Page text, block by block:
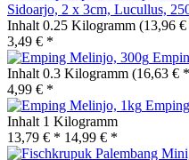
Sidoarjo, 2 x 3cm, Lucullus,
Inhalt 0.25 Kilogramm (13,96
3,49 € *
Inhalt 0.3 Kilogramm (16,63 €
4,99 € *
Inhalt 1 Kilogramm
13,79 € * 14,99 € *